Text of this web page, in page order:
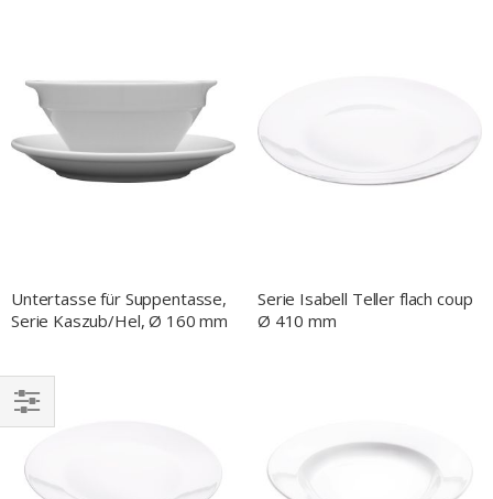
Untertasse für Suppentasse,
Serie Kaszub/Hel, Ø 160 mm
Serie Isabell Teller flach coup
Ø 410 mm
EINKAUFEN
NACH